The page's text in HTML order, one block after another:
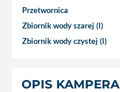
Przetwornica
Zbiornik wody szarej (l)
Zbiornik wody czystej (l)
OPIS KAMPERA